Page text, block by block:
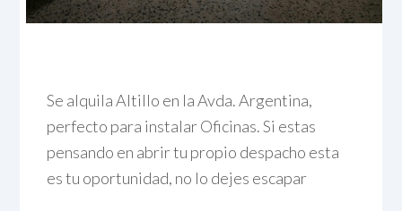
Se alquila Altillo en la Avda. Argentina,
perfecto para instalar Oficinas. Si estas
pensando en abrir tu propio despacho esta
es tu oportunidad, no lo dejes escapar